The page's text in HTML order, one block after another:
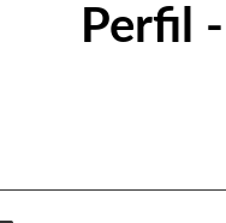
Perfil